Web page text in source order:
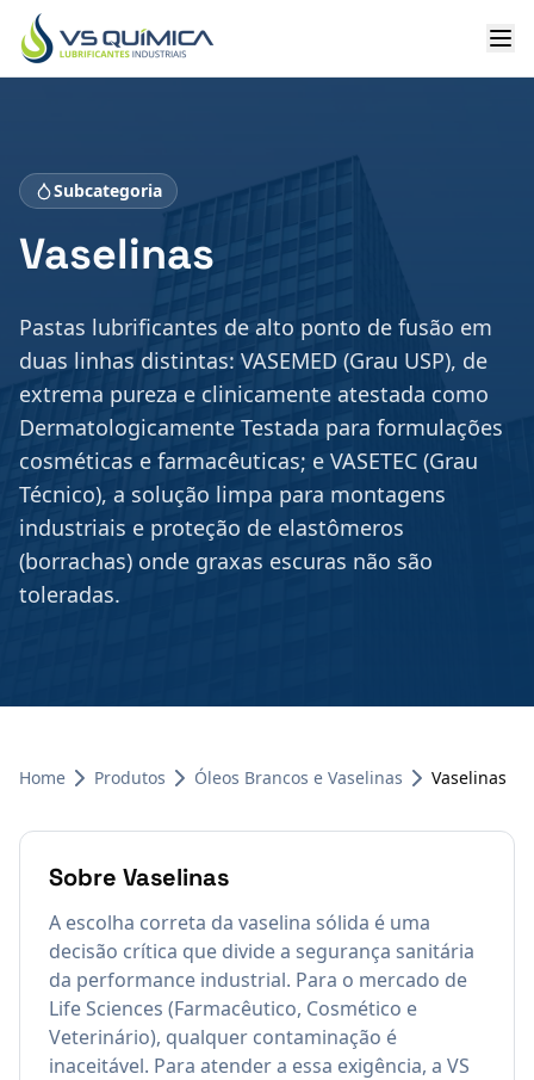
Ir para o conteúdo principal
Subcategoria
Vaselinas
Pastas lubrificantes de alto ponto de fusão em
duas linhas distintas: VASEMED (Grau USP), de
extrema pureza e clinicamente atestada como
Dermatologicamente Testada para formulações
cosméticas e farmacêuticas; e VASETEC (Grau
Técnico), a solução limpa para montagens
industriais e proteção de elastômeros
(borrachas) onde graxas escuras não são
toleradas.
Home Produtos Óleos Brancos e Vaselinas Vaselinas
Sobre Vaselinas
A escolha correta da vaselina sólida é uma
decisão crítica que divide a segurança sanitária
da performance industrial. Para o mercado de
Life Sciences (Farmacêutico, Cosmético e
Veterinário), qualquer contaminação é
inaceitável. Para atender a essa exigência, a VS